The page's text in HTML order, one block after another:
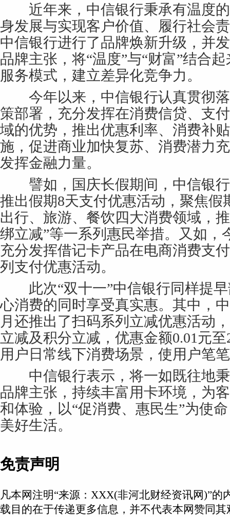
近年来，中信银行秉承有温度的
身发展与实现客户价值、履行社会
中信银行进行了品牌焕新升级，并
品牌主张，将“温度”与“财富”结合
服务模式，建立差异化竞争力。
今年以来，中信银行认真贯彻落
策部署，充分发挥在消费信贷、支
域的优势，推出优惠利率、消费补
施，促进商业加快复苏、消费潜力
发挥金融力量。
譬如，国庆长假期间，中信银行
推出假期8天支付优惠活动，聚焦假
出行、旅游、餐饮四大消费领域，
绑立减”等一系列惠民举措。又如，
充分发挥借记卡产品在电商消费支
列支付优惠活动。
此次“双十一”中信银行同样提早
心消费的同时享受真实惠。其中，
月还推出了扫码系列立减优惠活动
立减及积分立减，优惠金额0.01元
用户日常线下消费场景，使用户笔
中信银行表示，将一如既往地秉
品牌主张，持续丰富用卡环境，为
和体验，以“促消费、惠民生”为使
美好生活。
免责声明
凡本网注明“来源：XXX(非河北财经资讯网)”的
载目的在于传递更多信息，并不代表本网赞同